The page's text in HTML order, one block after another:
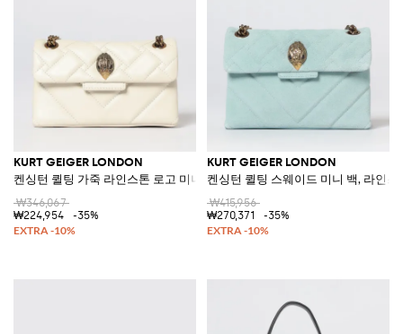
KURT GEIGER LONDON
켄싱턴 퀼팅 가죽 라인스톤 로고 미니 백
₩346,067
₩224,954
-35%
KURT GEIGER LONDON
켄싱턴 퀼팅 스웨이드 미니 백, 라인스
₩415,956
₩270,371
-35%